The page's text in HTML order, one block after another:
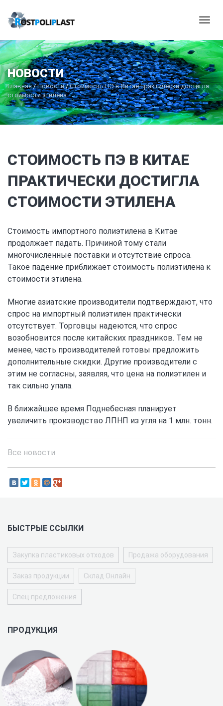
НОВОСТИ
Главная/Новости/Стоимость ПЭ в Китае практически достигла
стоимости этилена
СТОИМОСТЬ ПЭ В КИТАЕ
ПРАКТИЧЕСКИ ДОСТИГЛА
СТОИМОСТИ ЭТИЛЕНА
Стоимость импортного полиэтилена в Китае
продолжает падать. Причиной тому стали
многочисленные поставки и отсутствие спроса.
Такое падение приближает стоимость полиэтилена к
стоимости этилена.
Многие азиатские производители подтверждают, что
спрос на импортный полиэтилен практически
отсутствует. Торговцы надеются, что спрос
возобновится после китайских праздников. Тем не
менее, часть производителей готовы предложить
дополнительные скидки. Другие производители с
этим не согласны, заявляя, что цена на полиэтилен и
так сильно упала.
В ближайшее время Поднебесная планирует
увеличить производство ЛПНП из угля на 1 млн. тонн.
Все новости
БЫСТРЫЕ ССЫЛКИ
Закупка пластиковых отходов Продажа оборудования
Заказ продукции Склад Онлайн
Спец.предложения
ПРОДУКЦИЯ